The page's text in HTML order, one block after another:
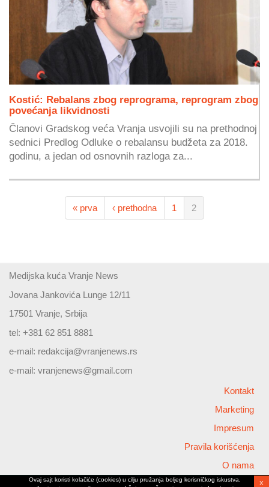
Kostić: Rebalans zbog reprograma, reprogram zbog
povećanja likvidnosti
Članovi Gradskog veća Vranja usvojili su na prethodnoj
sednici Predlog Odluke o rebalansu budžeta za 2018.
godinu, a jedan od osnovnih razloga za...
« prva ‹ prethodna 1 2
Medijska kuća Vranje News
Jovana Jankovića Lunge 12/11
17501 Vranje, Srbija
tel: +381 62 851 8881
e-mail: redakcija@vranjenews.rs
e-mail: vranjenews@gmail.com
Kontakt
Marketing
Impresum
Pravila korišćenja
O nama
Ovaj sajt koristi kolačiće (cookies) u cilju pružanja boljeg korisničkog iskustva,
X